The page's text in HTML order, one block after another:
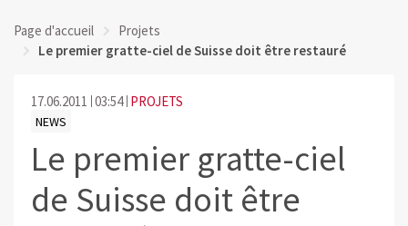
Page d'accueil
Projets
Le premier gratte-ciel de Suisse doit être restauré
17.06.2011 03:54 PROJETS
NEWS
Le premier gratte-ciel
de Suisse doit être